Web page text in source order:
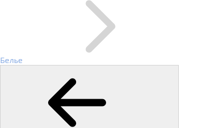
Белье